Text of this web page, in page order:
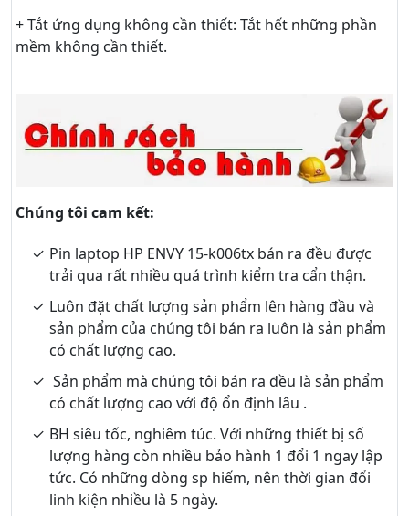
+ Tắt ứng dụng không cần thiết: Tắt hết những phần
mềm không cần thiết.
Chúng tôi cam kết:
Pin laptop HP ENVY 15-k006tx bán ra đều được
trải qua rất nhiều quá trình kiểm tra cẩn thận.
Luôn đặt chất lượng sản phẩm lên hàng đầu và
sản phẩm của chúng tôi bán ra luôn là sản phẩm
có chất lượng cao.
Sản phẩm mà chúng tôi bán ra đều là sản phẩm
có chất lượng cao với độ ổn định lâu .
BH siêu tốc, nghiêm túc. Với những thiết bị số
lượng hàng còn nhiều bảo hành 1 đổi 1 ngay lập
tức. Có những dòng sp hiếm, nên thời gian đổi
linh kiện nhiều là 5 ngày.